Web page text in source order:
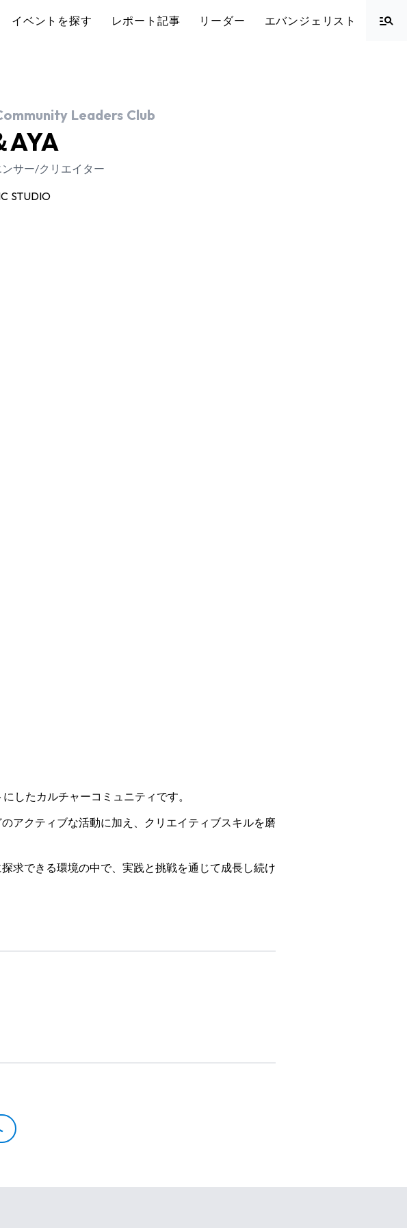
イベントを探す レポート記事 リーダー エバンジェリスト
Leaders Club
AYA
サー/クリエイター
STUDIO
したカルチャーコミュニティです。
アクティブな活動に加え、クリエイティブスキルを磨
求できる環境の中で、実践と挑戦を通じて成長し続け